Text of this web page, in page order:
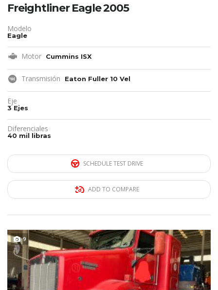
Freightliner Eagle 2005
Modelo
Eagle
Motor Cummins ISX
Transmisión Eaton Fuller 10 Vel
Eje
3 Ejes
Diferenciales
40 mil libras
SCHEDULE TEST DRIVE
ADD TO COMPARE
9 REMATE!!!